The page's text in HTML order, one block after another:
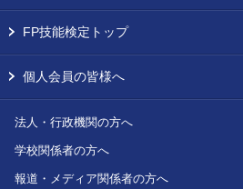
FP技能検定トップ
個人会員の皆様へ
法人・行政機関の方へ
学校関係者の方へ
報道・メディア関係者の方へ